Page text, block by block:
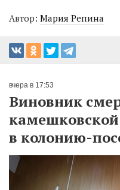
Автор: Мария Репина
вчера в 17:53
Виновник
камешковской
в колонию-